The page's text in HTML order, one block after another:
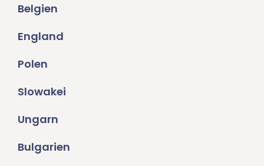
Belgien
England
Polen
Slowakei
Ungarn
Bulgarien